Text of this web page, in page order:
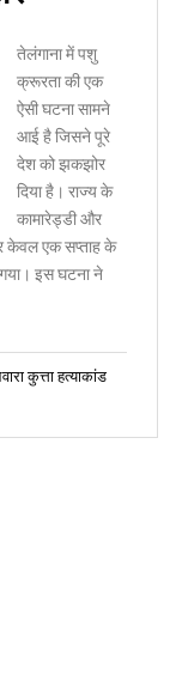
तेलंगाना में पशु
क्रूरता की एक
ऐसी घटना सामने
आई है जिसने पूरे
देश को झकझोर
दिया है। राज्य के
कामारेड्डी और
केवल एक सप्ताह के
इस घटना ने
कुत्ता हत्याकांड